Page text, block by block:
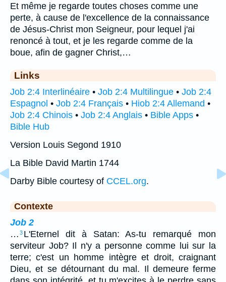
Et même je regarde toutes choses comme une
perte, à cause de l'excellence de la connaissance
de Jésus-Christ mon Seigneur, pour lequel j'ai
renoncé à tout, et je les regarde comme de la
boue, afin de gagner Christ,…
Links
Job 2:4 Interlinéaire • Job 2:4 Multilingue • Job 2:4
Espagnol • Job 2:4 Français • Hiob 2:4 Allemand •
Job 2:4 Chinois • Job 2:4 Anglais • Bible Apps •
Bible Hub
Version Louis Segond 1910
La Bible David Martin 1744
Darby Bible courtesy of CCEL.org.
Contexte
Job 2
… 3 L'Eternel dit à Satan: As-tu remarqué mon
serviteur Job? Il n'y a personne comme lui sur la
terre; c'est un homme intègre et droit, craignant
Dieu, et se détournant du mal. Il demeure ferme